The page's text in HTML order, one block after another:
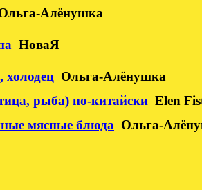
Алёнушка
НоваЯ
холодец Ольга-Алёнушка
рыба) по-китайски Elen
мясные блюда Ольга-